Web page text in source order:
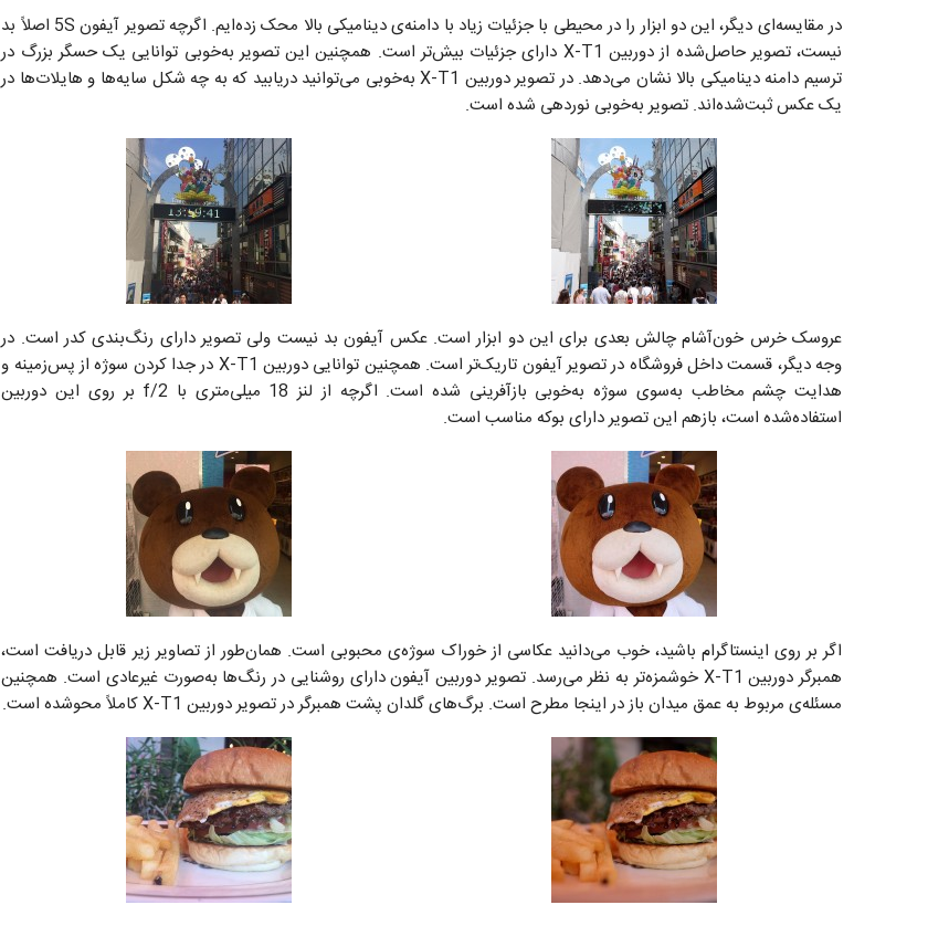
در مقایسه‌ای دیگر، این دو ابزار را در محیطی با جزئیات زیاد با دامنه‌ی دینامیکی بالا محک زده‌ایم. اگرچه تصویر آیفون 5S اصلاً بد
نیست، تصویر حاصل‌شده از دوربین X-T1 دارای جزئیات بیش‌تر است. همچنین این تصویر به‌خوبی توانایی یک حسگر بزرگ در
ترسیم دامنه دینامیکی بالا نشان می‌دهد. در تصویر دوربین X-T1 به‌خوبی می‌توانید دریابید که به چه شکل سایه‌ها و هایلات‌ها در
یک عکس ثبت‌شده‌اند. تصویر به‌خوبی نوردهی شده است.
عروسک خرس خون‌آشام چالش بعدی برای این دو ابزار است. عکس آیفون بد نیست ولی تصویر دارای رنگ‌بندی کدر است. در
وجه دیگر، قسمت داخل فروشگاه در تصویر آیفون تاریک‌تر است. همچنین توانایی دوربین X-T1 در جدا کردن سوژه از پس‌زمینه و
هدایت چشم مخاطب به‌سوی سوژه به‌خوبی بازآفرینی شده است. اگرچه از لنز 18 میلی‌متری با f/2 بر روی این دوربین
استفاده‌شده است، بازهم این تصویر دارای بوکه مناسب است.
اگر بر روی اینستاگرام باشید، خوب می‌دانید عکاسی از خوراک سوژه‌ی محبوبی است. همان‌طور از تصاویر زیر قابل دریافت است،
همبرگر دوربین X-T1 خوشمزه‌تر به نظر می‌رسد. تصویر دوربین آیفون دارای روشنایی در رنگ‌ها به‌صورت غیرعادی است. همچنین
مسئله‌ی مربوط به عمق میدان باز در اینجا مطرح است. برگ‌های گلدان پشت همبرگر در تصویر دوربین X-T1 کاملاً محوشده است.